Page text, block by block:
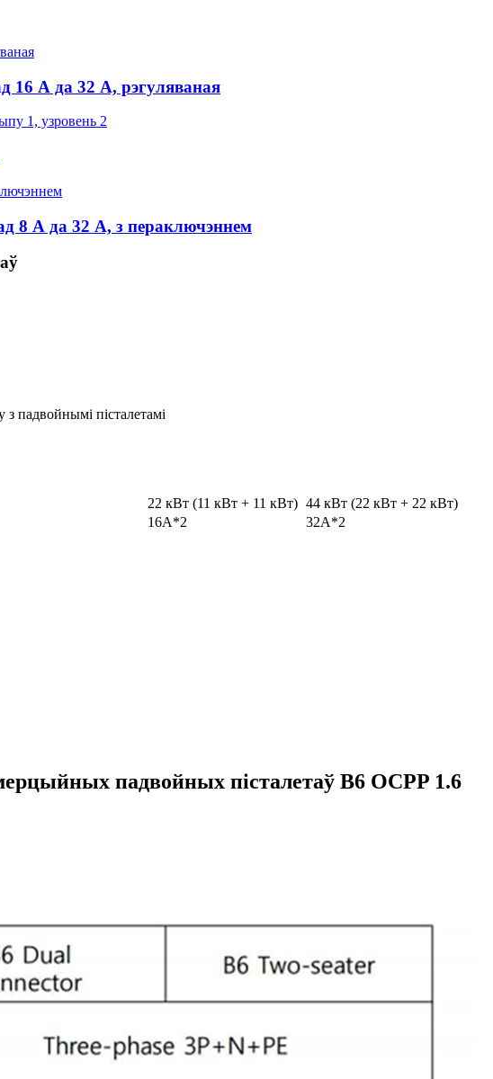
16 А да 32 А, рэгуляваная
8 А да 32 А, з пераключэннем
падвойнымі пісталетамі
22 кВт (11 кВт + 11 кВт) 44 кВт (22 кВт + 22 кВт)
16А*2
32А*2
падвойных пісталетаў B6 OCPP 1.6